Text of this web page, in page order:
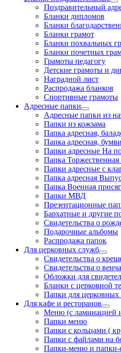
Поздравительный
Бланки дипломов
Бланки
Бланки грамот
Бланки похвальных
Бланки почетных
Грамоты педагогу
Детские грамоты и
Наградной лист
Распродажа бланков
Спортивные грамоты
Адресные папки
Адресные папки из
Папки из кожзама
Папка адресная,
Папка адресная,
Папки адресные На
Папка Торжественная
Папки адресные с
Папка адресная
Папка Военная
Папки МВД
Презентационные
Бархатные и другие
Свидетельства о
Подарочные альбомы
Распродажа папок
Для церковных служб
Свидетельства о
Свидетельства о
Обложки для
Бланки с церковной
Папки для церковных
Для кафе и ресторанов
Меню (с ламинацией
Папки меню
Папки с кольцами (
Папки с файлами на
Папки-меню и папки-